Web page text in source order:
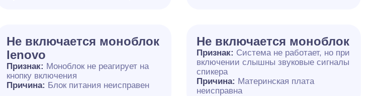
Не включается моноблок
lenovo
Признак: Моноблок не реагирует на
кнопку включения
Причина: Блок питания неисправен
Не включается моноблок
Признак: Система не работает, но при
включении слышны звуковые сигналы
спикера
Причина: Материнская плата
неисправна